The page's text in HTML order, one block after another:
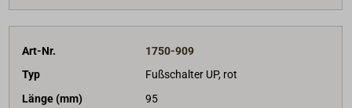
Art-Nr.
1750-909
Typ
Fußschalter UP, rot
Länge (mm)
95